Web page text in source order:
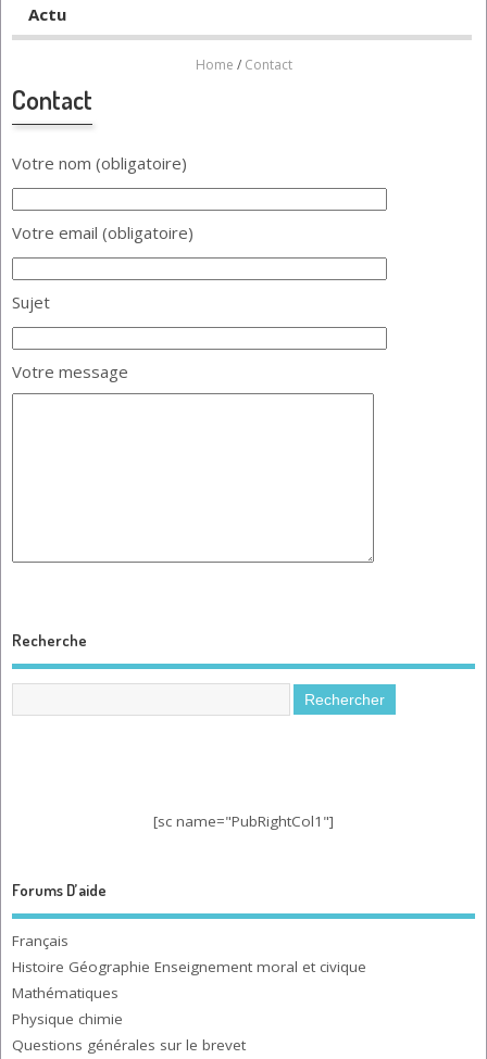
Actu
Home / Contact
Contact
Votre nom (obligatoire)
Votre email (obligatoire)
Sujet
Votre message
Recherche
[sc name="PubRightCol1"]
Forums D’aide
Français
Histoire Géographie Enseignement moral et civique
Mathématiques
Physique chimie
Questions générales sur le brevet